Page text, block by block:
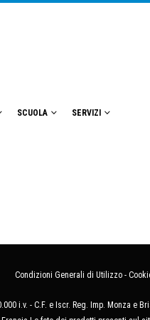
SCUOLA SERVIZI
Condizioni Generali di Utilizzo -
i.v. - C.F. e Iscr. Reg. Imp. Monza e